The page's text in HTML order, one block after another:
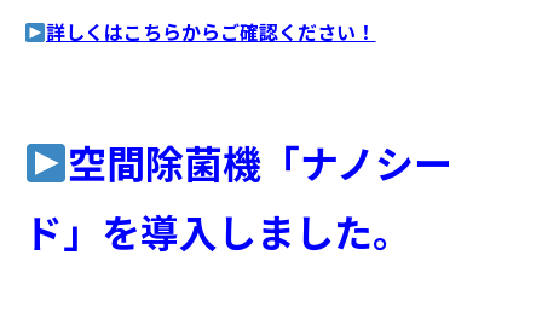
詳しくはこちらからご確認ください！
空間除菌機「ナノシー
ド」を導入しました。